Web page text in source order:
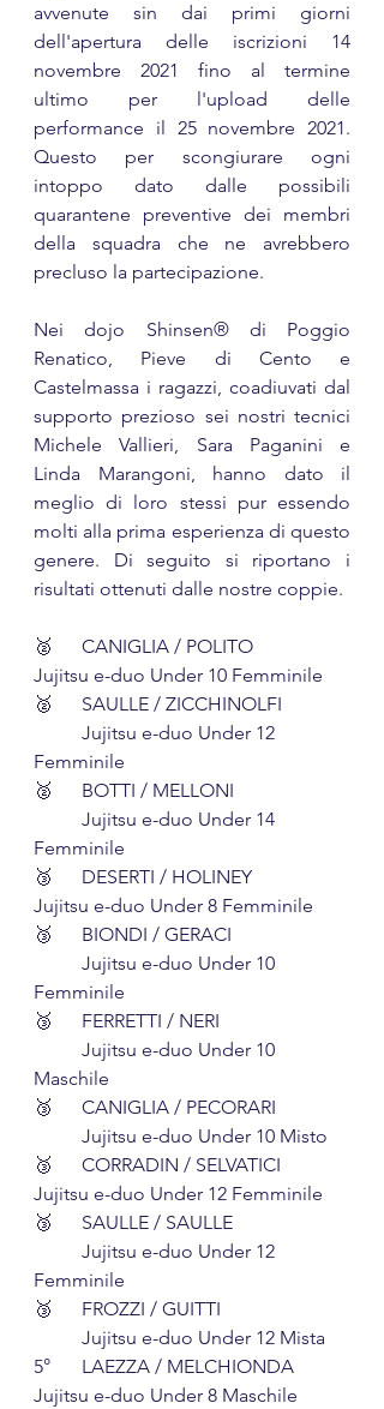
avvenute sin dai primi giorni
dell'apertura delle iscrizioni 14
novembre 2021 fino al termine
ultimo per l'upload delle
performance il 25 novembre 2021.
Questo per scongiurare ogni
intoppo dato dalle possibili
quarantene preventive dei membri
della squadra che ne avrebbero
precluso la partecipazione.
Nei dojo Shinsen® di Poggio
Renatico, Pieve di Cento e
Castelmassa i ragazzi, coadiuvati dal
supporto prezioso sei nostri tecnici
Michele Vallieri, Sara Paganini e
Linda Marangoni, hanno dato il
meglio di loro stessi pur essendo
molti alla prima esperienza di questo
genere. Di seguito si riportano i
risultati ottenuti dalle nostre coppie.
🥈	CANIGLIA / POLITO
Jujitsu e-duo Under 10 Femminile
🥈	SAULLE / ZICCHINOLFI
Femminile
🥈	BOTTI / MELLONI
Femminile
🥉	DESERTI / HOLINEY
Jujitsu e-duo Under 8 Femminile
🥉	BIONDI / GERACI
Femminile
🥉	FERRETTI / NERI
Maschile
🥉	CANIGLIA / PECORARI
	Jujitsu e-duo Under 10 Misto
🥉	CORRADIN / SELVATICI
Jujitsu e-duo Under 12 Femminile
🥉	SAULLE / SAULLE
Femminile
🥉	FROZZI / GUITTI
	Jujitsu e-duo Under 12 Mista
5° 	LAEZZA / MELCHIONDA
Jujitsu e-duo Under 8 Maschile